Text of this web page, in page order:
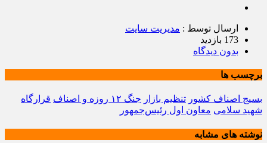
ارسال توسط : مدیریت سایت
173 بازدید
بدون دیدگاه
برچسب ها
بسیج اصناف کشور تنظیم بازار جنگ ۱۲ روزه و اصناف
قرارگاه
شهید سلامی معاون اول رئیس‌جمهور
نوشته های مشابه